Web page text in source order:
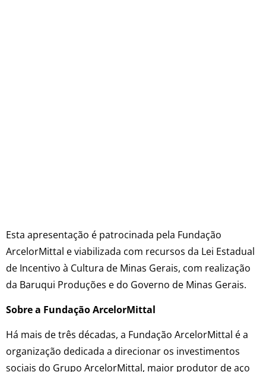
Esta apresentação é patrocinada pela Fundação
ArcelorMittal e viabilizada com recursos da Lei Estadual
de Incentivo à Cultura de Minas Gerais, com realização
da Baruqui Produções e do Governo de Minas Gerais.
Sobre a Fundação ArcelorMittal
Há mais de três décadas, a Fundação ArcelorMittal é a
organização dedicada a direcionar os investimentos
sociais do Grupo ArcelorMittal, maior produtor de aço